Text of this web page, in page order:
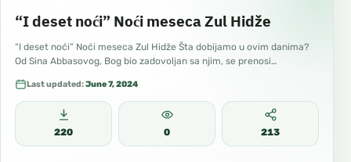
“I deset noći” Noći meseca Zul Hidže
“I deset noći” Noći meseca Zul Hidže Šta dobijamo u ovim danima?
Od Sina Abbasovog, Bog bio zadovoljan sa njim, se prenosi…
Last updated:June 7, 2024
220 0 213